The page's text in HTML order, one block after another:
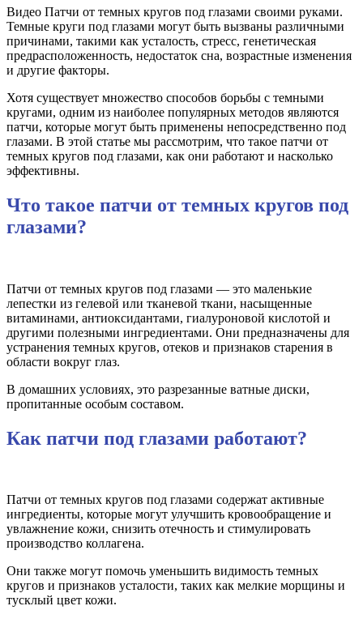
Видео Патчи от темных кругов под глазами своими руками.
Темные круги под глазами могут быть вызваны различными
причинами, такими как усталость, стресс, генетическая
предрасположенность, недостаток сна, возрастные изменения
и другие факторы.
Хотя существует множество способов борьбы с темными
кругами, одним из наиболее популярных методов являются
патчи, которые могут быть применены непосредственно под
глазами. В этой статье мы рассмотрим, что такое патчи от
темных кругов под глазами, как они работают и насколько
эффективны.
Что такое патчи от темных кругов под
глазами?
Патчи от темных кругов под глазами — это маленькие
лепестки из гелевой или тканевой ткани, насыщенные
витаминами, антиоксидантами, гиалуроновой кислотой и
другими полезными ингредиентами. Они предназначены для
устранения темных кругов, отеков и признаков старения в
области вокруг глаз.
В домашних условиях, это разрезанные ватные диски,
пропитанные особым составом.
Как патчи под глазами работают?
Патчи от темных кругов под глазами содержат активные
ингредиенты, которые могут улучшить кровообращение и
увлажнение кожи, снизить отечность и стимулировать
производство коллагена.
Они также могут помочь уменьшить видимость темных
кругов и признаков усталости, таких как мелкие морщины и
тусклый цвет кожи.